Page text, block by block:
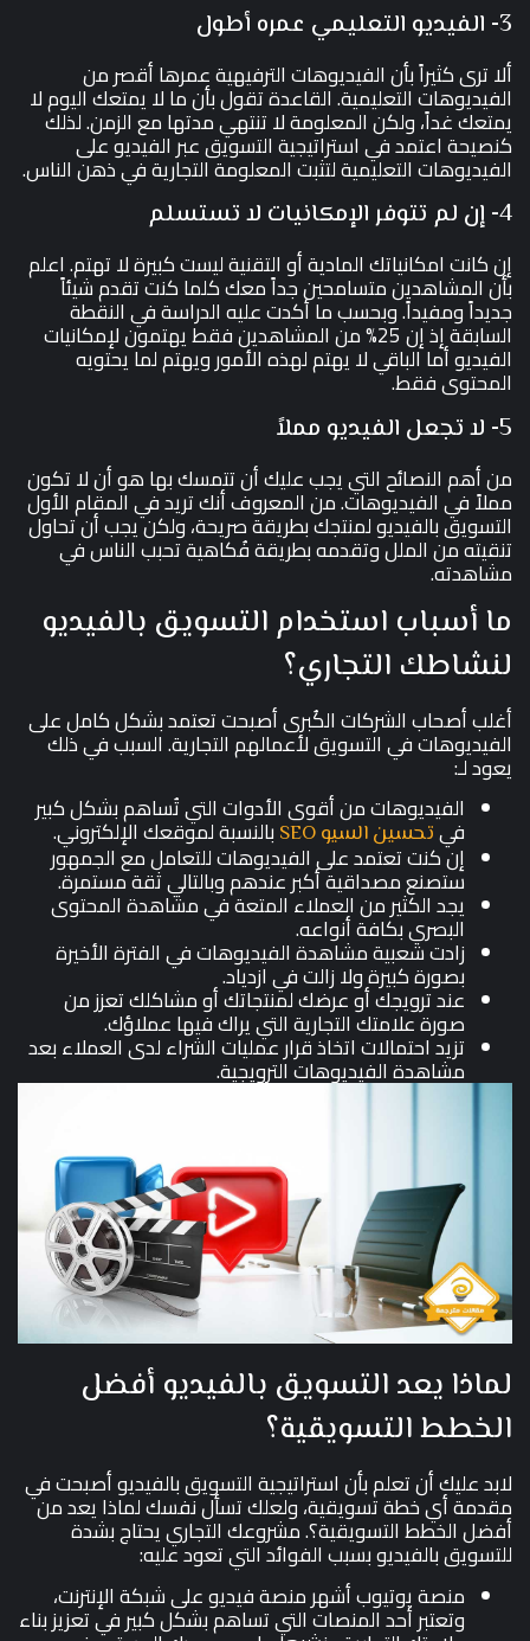
3- الفيديو التعليمي عمره أطول
ألا ترى كثيراً بأن الفيديوهات الترفيهية عمرها أقصر من
الفيديوهات التعليمية. القاعدة تقول بأن ما لا يمتعك اليوم لا
يمتعك غداً، ولكن المعلومة لا تنتهي مدتها مع الزمن. لذلك
كنصيحة اعتمد في استراتيجية التسويق عبر الفيديو على
الفيديوهات التعليمية لتثبت المعلومة التجارية في ذهن الناس.
4- إن لم تتوفر الإمكانيات لا تستسلم
إن كانت امكانياتك المادية أو التقنية ليست كبيرة لا تهتم. اعلم
بأن المشاهدين متسامحين جداً معك كلما كنت تقدم شيئاً
جديداً ومفيداً. وبحسب ما أكدت عليه الدراسة في النقطة
السابقة إذ إن 25% من المشاهدين فقط يهتمون لإمكانيات
الفيديو أما الباقي لا يهتم لهذه الأمور ويهتم لما يحتويه
المحتوى فقط.
5- لا تجعل الفيديو مملاً
من أهم النصائح التي يجب عليك أن تتمسك بها هو أن لا تكون
مملاً في الفيديوهات. من المعروف أنك تريد في المقام الأول
التسويق بالفيديو لمنتجك بطريقة صريحة، ولكن يجب أن تحاول
تنقيته من الملل وتقدمه بطريقة فُكاهية تحبب الناس في
مشاهدته.
ما أسباب استخدام التسويق بالفيديو
لنشاطك التجاري؟
أغلب أصحاب الشركات الكُبرى أصبحت تعتمد بشكل كامل على
الفيديوهات في التسويق لأعمالهم التجارية. السبب في ذلك
يعود لـ:
الفيديوهات من أقوى الأدوات التي تُساهم بشكل كبير
فيتحسين السيو SEO بالنسبة لموقعك الإلكتروني.
إن كنت تعتمد على الفيديوهات للتعامل مع الجمهور
ستصنع مصداقية أكبر عندهم وبالتالي ثقة مستمرة.
يجد الكثير من العملاء المتعة في مشاهدة المحتوى
البصري بكافة أنواعه.
زادت شعبية مشاهدة الفيديوهات في الفترة الأخيرة
بصورة كبيرة ولا زالت في ازدياد.
عند ترويجك أو عرضك لمنتجاتك أو مشاكلك تعزز من
صورة علامتك التجارية التي يراك فيها عملاؤك.
تزيد احتمالات اتخاذ قرار عمليات الشراء لدى العملاء بعد
مشاهدة الفيديوهات الترويجية.
لماذا يعد التسويق بالفيديو أفضل
الخطط التسويقية؟
لابد عليك أن تعلم بأن استراتيجية التسويق بالفيديو أصبحت في
مقدمة أي خطة تسويقية، ولعلك تسأل نفسك لماذا يعد من
أفضل الخطط التسويقية؟. مشروعك التجاري يحتاج بشدة
للتسويق بالفيديو بسبب الفوائد التي تعود عليه:
منصة يوتيوب أشهر منصة فيديو على شبكة الإنترنت،
وتعتبر أحد المنصات التي تساهم بشكل كبير في تعزيز بناء